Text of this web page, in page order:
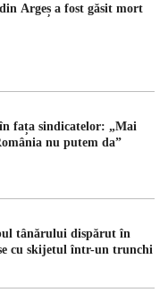
Argeș a fost găsit mort
fața sindicatelor: „Mai
nu putem da”
tânărului dispărut în
cu skijetul într-un trunchi